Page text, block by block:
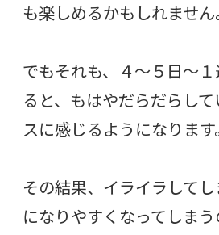
も楽しめるかもしれません
でもそれも、４〜５日〜１
ると、もはやだらだらし
スに感じるようになります
その結果、イライラして
になりやすくなってしまう